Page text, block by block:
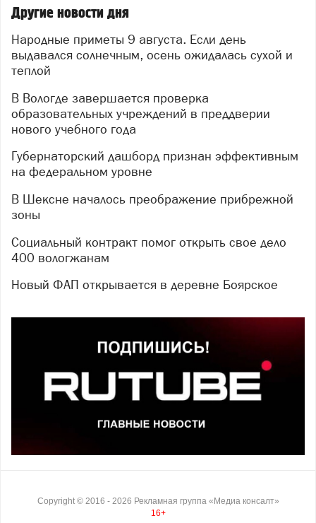
Другие новости дня
Народные приметы 9 августа. Если день
выдавался солнечным, осень ожидалась сухой и
теплой
В Вологде завершается проверка
образовательных учреждений в преддверии
нового учебного года
Губернаторский дашборд признан эффективным
на федеральном уровне
В Шексне началось преображение прибрежной
зоны
Социальный контракт помог открыть свое дело
400 вологжанам
Новый ФАП открывается в деревне Боярское
Copyright © 2016 - 2026 Рекламная группа «Медиа консалт»
16+